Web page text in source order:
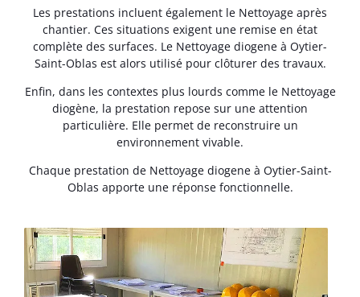
Les prestations incluent également le Nettoyage après
chantier. Ces situations exigent une remise en état
complète des surfaces. Le Nettoyage diogene à Oytier-
Saint-Oblas est alors utilisé pour clôturer des travaux.
Enfin, dans les contextes plus lourds comme le Nettoyage
diogène, la prestation repose sur une attention
particulière. Elle permet de reconstruire un
environnement vivable.
Chaque prestation de Nettoyage diogene à Oytier-Saint-
Oblas apporte une réponse fonctionnelle.